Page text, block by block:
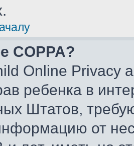
COPPA?
Online Privacy
ребенка в
Штатов,
от